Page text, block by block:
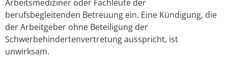
Arbeitsmediziner oder Fachleute der
berufsbegleitenden Betreuung ein. Eine Kündigung, die
der Arbeitgeber ohne Beteiligung der
Schwerbehindertenvertretung ausspricht, ist
unwirksam.